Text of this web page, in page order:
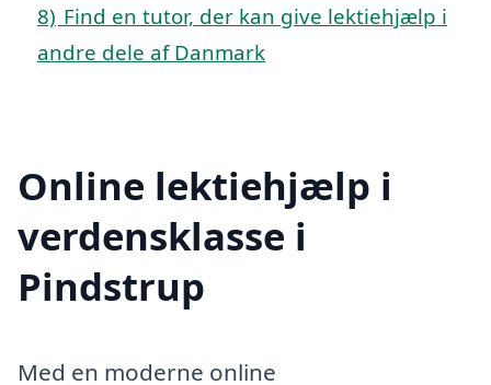
8) Find en tutor, der kan give lektiehjælp i
andre dele af Danmark
Online lektiehjælp i
verdensklasse i
Pindstrup
Med en moderne online